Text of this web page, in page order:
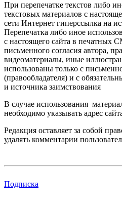
При перепечатке текстов либо
текстовых материалов с
сети Интернет гиперссылка на
Перепечатка либо иное
с настоящего сайта в печатных
письменного согласия автора,
видеоматериалы, иные
использованы только с
(правообладателя) и с
и источника заимствования
В случае использования
необходимо указывать адрес
Редакция оставляет за собой
удалять комментарии
Подписка